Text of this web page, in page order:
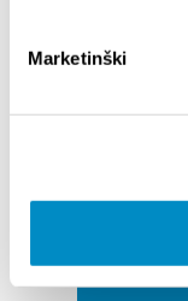
Marketinški